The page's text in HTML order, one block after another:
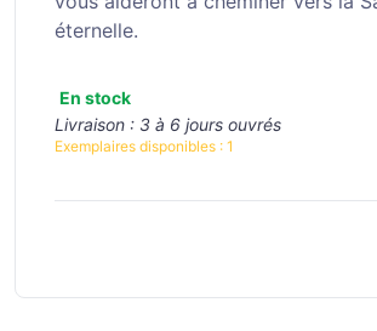
éternelle.
En stock
Livraison : 3 à 6 jours ouvrés
Exemplaires disponibles : 1